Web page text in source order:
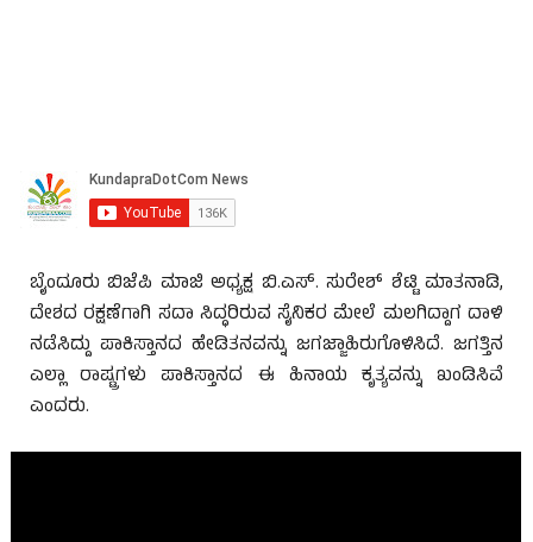
ಬೈಂದೂರು ಬಿಜೆಪಿ ಮಾಜಿ ಅಧ್ಯಕ್ಷ ಬಿ.ಎಸ್. ಸುರೇಶ್ ಶೆಟ್ಟಿ ಮಾತನಾಡಿ,
ದೇಶದ ರಕ್ಷಣೆಗಾಗಿ ಸದಾ ಸಿದ್ಧರಿರುವ ಸೈನಿಕರ ಮೇಲೆ ಮಲಗಿದ್ದಾಗ ದಾಳಿ
ನಡೆಸಿದ್ದು ಪಾಕಿಸ್ತಾನದ ಹೇಡಿತನವನ್ನು ಜಗಜ್ಜಾಹಿರುಗೊಳಿಸಿದೆ. ಜಗತ್ತಿನ
ಎಲ್ಲಾ ರಾಷ್ಟ್ರಗಳು ಪಾಕಿಸ್ತಾನದ ಈ ಹಿನಾಯ ಕೃತ್ಯವನ್ನು ಖಂಡಿಸಿವೆ
ಎಂದರು.